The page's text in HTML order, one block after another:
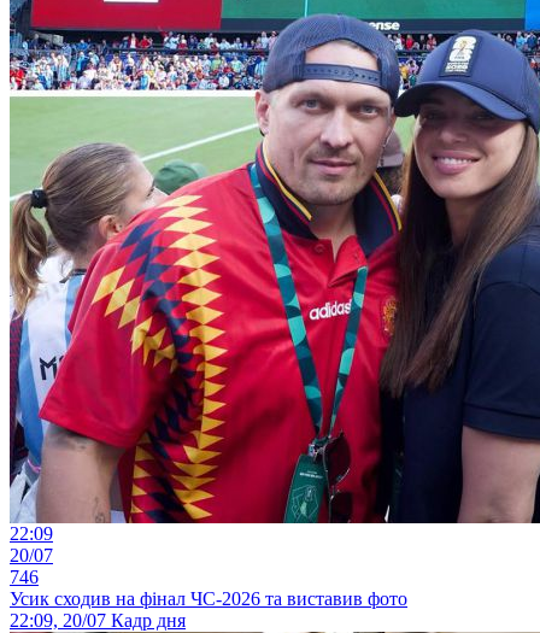
22:09
20/07
746
Усик сходив на фінал ЧС-2026 та виставив фото
22:09, 20/07 Кадр дня